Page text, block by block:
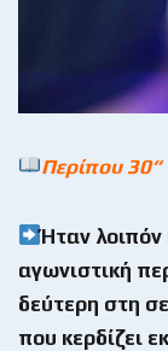
Περίπου 30“
Ήταν
αγωνιστική
δεύτερη στη
που κερδίζει